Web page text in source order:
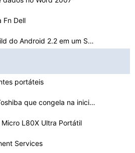
Fn Dell
Como obter um Stable Build do Android 2.2 em um Samsung…
Key
Gamma Display Driver
para XP
portáteis
Como corrigir um laptop Toshiba que congela na iniciali…
L80X Ultra Portátil
Services